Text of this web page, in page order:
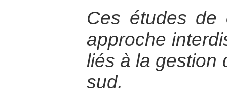
Ces études de
approche
liés à la gestion
sud.